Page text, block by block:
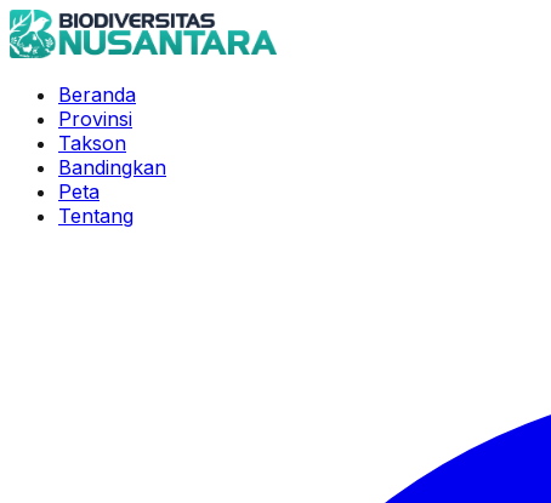
Beranda
Provinsi
Takson
Bandingkan
Peta
Tentang